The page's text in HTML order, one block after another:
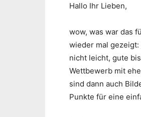
Hallo Ihr Lieben,
wow, was war das
wieder mal gezeigt:
nicht leicht, gute
Wettbewerb mit
sind dann auch
Punkte für eine